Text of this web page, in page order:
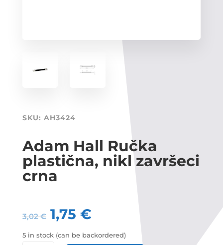
SKU: AH3424
Adam Hall Ručka
plastična, nikl završeci
crna
3,02€ 1,75 €
5 in stock (can be backordered)